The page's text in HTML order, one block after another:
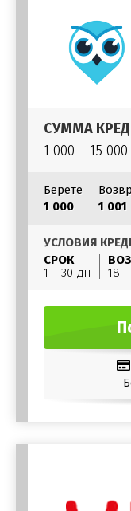
СУММА
1 000 – 15
Берете
1 000
1 001
УСЛОВИЯ
СРОК
1 – 30 дн
18